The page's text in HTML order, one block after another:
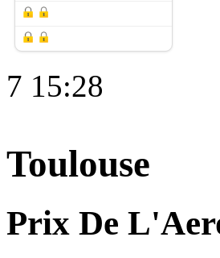
7 15:28
Toulouse
Prix De